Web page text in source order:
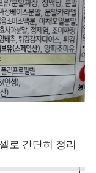
로 간단히 정리